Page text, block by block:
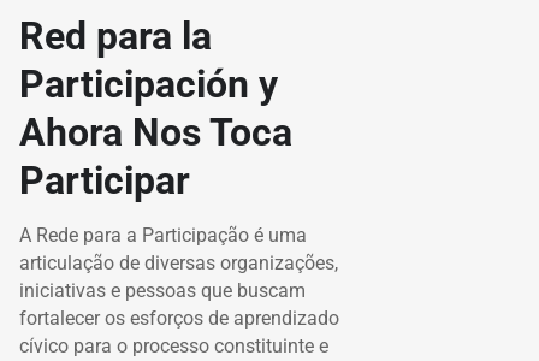
Red para la
Participación y
Ahora Nos Toca
Participar
A Rede para a Participação é uma
articulação de diversas organizações,
iniciativas e pessoas que buscam
fortalecer os esforços de aprendizado
cívico para o processo constituinte e